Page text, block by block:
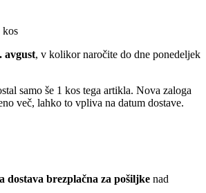
kos
avgust, v kolikor naročite do dne ponedeljek
samo še 1 kos tega artikla. Nova zaloga
več, lahko to vpliva na datum dostave.
dostava brezplačna za pošiljke nad